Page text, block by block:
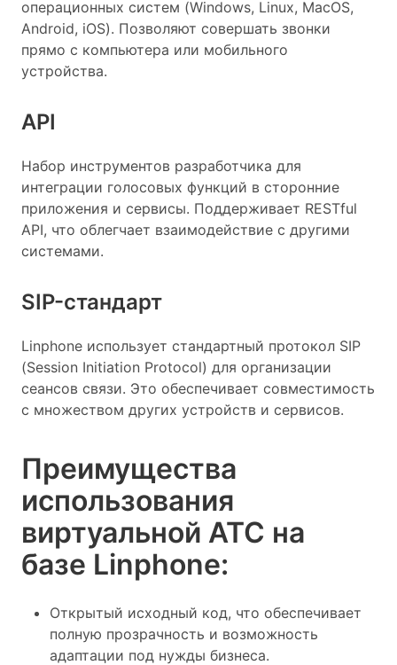
операционных систем (Windows, Linux, MacOS,
Android, iOS). Позволяют совершать звонки
прямо с компьютера или мобильного
устройства.
API
Набор инструментов разработчика для
интеграции голосовых функций в сторонние
приложения и сервисы. Поддерживает RESTful
API, что облегчает взаимодействие с другими
системами.
SIP-стандарт
Linphone использует стандартный протокол SIP
(Session Initiation Protocol) для организации
сеансов связи. Это обеспечивает совместимость
с множеством других устройств и сервисов.
Преимущества
использования
виртуальной АТС на
базе Linphone:
Открытый исходный код, что обеспечивает
полную прозрачность и возможность
адаптации под нужды бизнеса.